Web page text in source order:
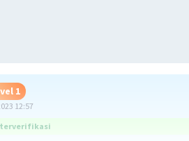
1
12:57
terverifikasi